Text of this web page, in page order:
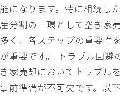
能になります。特に相続し
産分割の一環として空き家
多く、各ステップの重要性
が重要です。 トラブル回避
き家売却においてトラブル
事前準備が不可欠です。以